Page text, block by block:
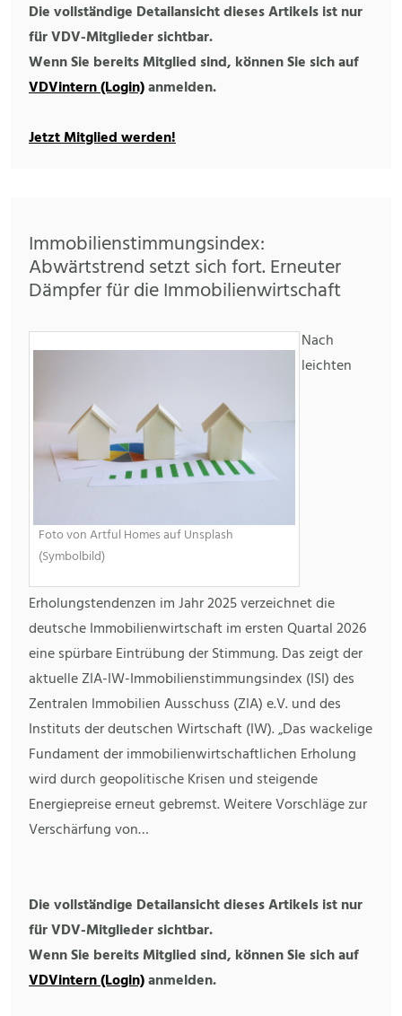
Die vollständige Detailansicht dieses Artikels ist nur
für VDV-Mitglieder sichtbar.
Wenn Sie bereits Mitglied sind, können Sie sich auf
VDVintern (Login)anmelden.
Jetzt Mitglied werden!
Immobilienstimmungsindex:
Abwärtstrend setzt sich fort. Erneuter
Dämpfer für die Immobilienwirtschaft
Foto von Artful Homes auf Unsplash
(Symbolbild)
Nach
leichten
Erholungstendenzen im Jahr 2025 verzeichnet die
deutsche Immobilienwirtschaft im ersten Quartal 2026
eine spürbare Eintrübung der Stimmung. Das zeigt der
aktuelle ZIA-IW-Immobilienstimmungsindex (ISI) des
Zentralen Immobilien Ausschuss (ZIA) e.V. und des
Instituts der deutschen Wirtschaft (IW). „Das wackelige
Fundament der immobilienwirtschaftlichen Erholung
wird durch geopolitische Krisen und steigende
Energiepreise erneut gebremst. Weitere Vorschläge zur
Verschärfung von…
Die vollständige Detailansicht dieses Artikels ist nur
für VDV-Mitglieder sichtbar.
Wenn Sie bereits Mitglied sind, können Sie sich auf
VDVintern (Login)anmelden.